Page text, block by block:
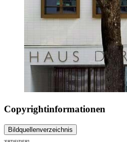
Copyrightinformationen
Bildquellenverzeichnis